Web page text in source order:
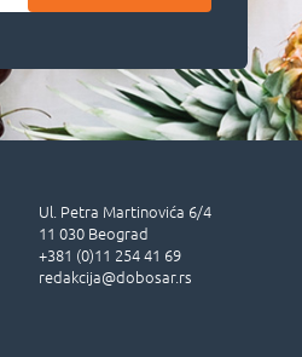
Ul. Petra Martinovića 6/4
11 030 Beograd
+381 (0)11 254 41 69
redakcija@dobosar.rs